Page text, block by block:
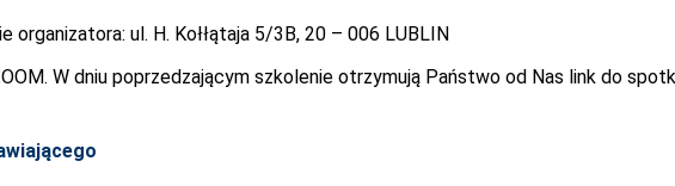
organizatora: ul. H. Kołłątaja 5/3B, 20 – 006 LUBLIN
W dniu poprzedzającym szkolenie otrzymują Państwo od Nas link do